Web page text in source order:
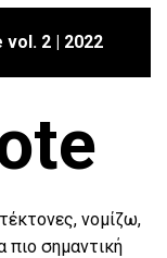
2 | 2022
νομίζω,
πιο σημαντι­κή